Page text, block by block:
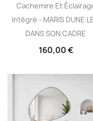
Cachemire Et
Intégré - MARIS DUNE
DANS SON CADRE
160,00 €